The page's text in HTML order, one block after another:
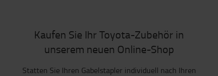
Kaufen Sie Ihr Toyota-Zubehör in
unserem neuen Online-Shop
Statten Sie Ihren Gabelstapler individuell nach Ihren